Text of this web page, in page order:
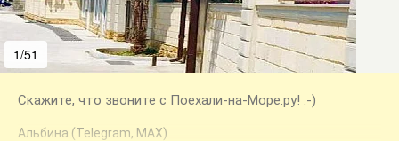
1/51
Скажите, что звоните с Поехали-на-Море.ру! :-)
Альбина (Telegram, MAX)